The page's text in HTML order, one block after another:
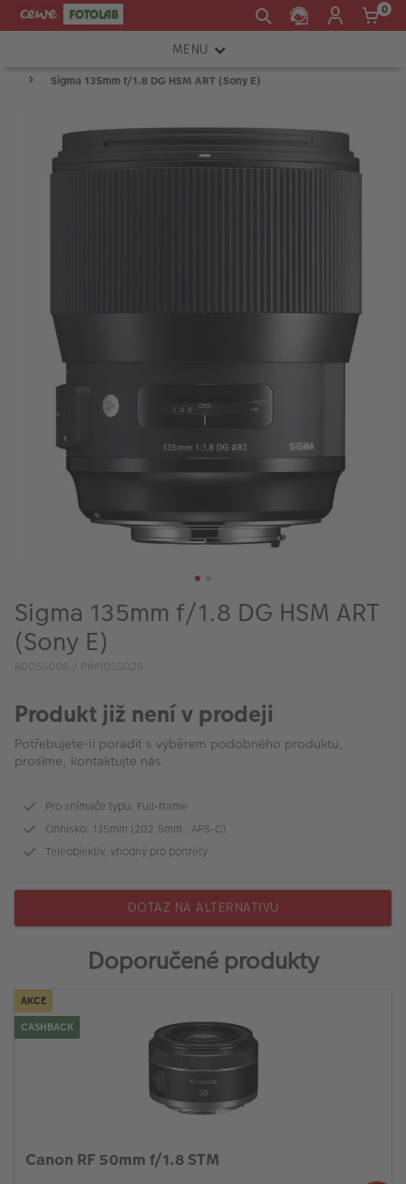
0
MENU
FOTOAPARÁTY
ATELIÉR
RÁMEČKY
VÝPRODEJ
FOTO BAZAR
Akce a slevy
Fotoprodukty
Sigma 135mm f/1.8 DG HSM ART (Sony E)
Sigma 135mm f/1.8 DG HSM ART
(Sony E)
80055006 / PIM1055026
Produkt již není v prodeji
Potřebujete-li poradit s výběrem podobného produktu,
prosíme, kontaktujte nás.
Pro snímače typu: Full-frame
Ohnisko: 135mm (202.5mm : APS-C)
Teleobjektiv, vhodný pro portréty
DOTAZ NA ALTERNATIVU
Doporučené produkty
AKCE
CASHBACK
Canon RF 50mm f/1.8 STM